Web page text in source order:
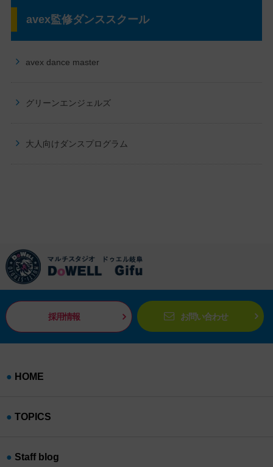
avex監修ダンススクール
avex dance master
グリーンエンジェルズ
大人向けダンスプログラム
採用情報 お問い合わせ
HOME
TOPICS
Staff blog